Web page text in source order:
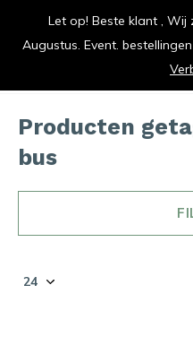
vrolijk
Producten
bus
Let op! Beste klant , Wij
Augustus. Event.